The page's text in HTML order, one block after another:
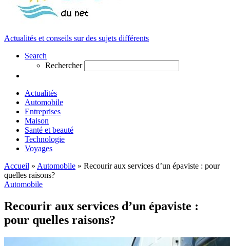
Actualités et conseils sur des sujets différents
Search
Rechercher
Actualités
Automobile
Entreprises
Maison
Santé et beauté
Technologie
Voyages
Accueil » Automobile » Recourir aux services d’un épaviste : pour
quelles raisons?
Automobile
Recourir aux services d’un épaviste :
pour quelles raisons?